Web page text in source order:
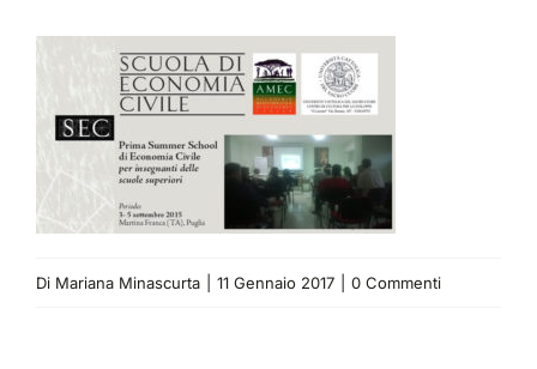
News
Di Mariana Minascurta 11 Gennaio 2017 0 Commenti